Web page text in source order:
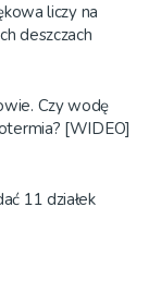
liczy na
deszczach
Czy wodę
[WIDEO]
11 działek